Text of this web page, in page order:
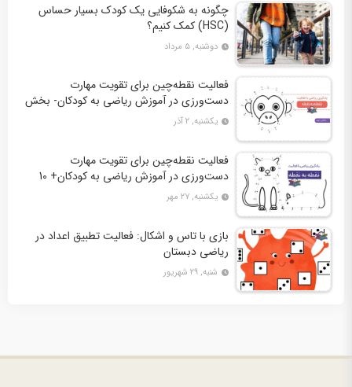
چگونه به شکوفایی یک کودک بسیار حساس
(HSC) کمک کنیم؟
دوشنبه, ۵ مرداد
فعالیت نقطه‌چین برای تقویت مهارت
دست‌ورزی در آموزش ریاضی به کودکان- بخش
دوم + 10 کاربرگ فعالیت
یکشنبه, ۲ آذر
فعالیت نقطه‌چین برای تقویت مهارت
دست‌ورزی در آموزش ریاضی به کودکان+ 10
کاربرگ فعالیت
یکشنبه, ۲۷ مهر
بازی با تاس و اشکال: فعالیت تطبیق اعداد در
ریاضی دبستان
شنبه, ۲۹ شهریور